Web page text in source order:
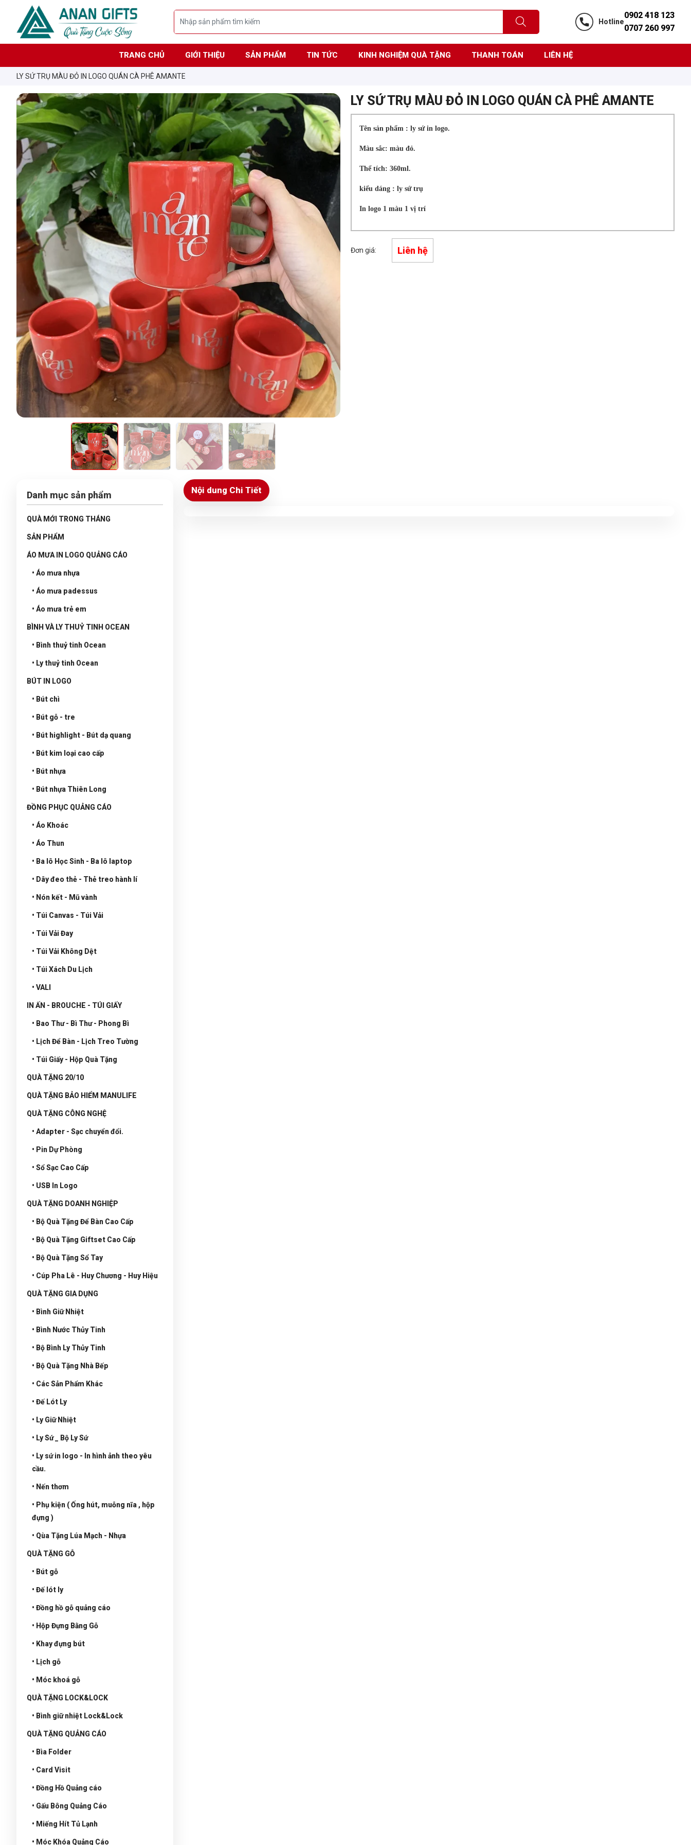
Hotline
0902 418 123
0707 260 997
TRANG CHỦ GIỚI THIỆU SẢN PHẨM TIN TỨC KINH NGHIỆM QUÀ TẶNG THANH TOÁN LIÊN HỆ
LY SỨ TRỤ MÀU ĐỎ IN LOGO QUÁN CÀ PHÊ AMANTE
LY SỨ TRỤ MÀU ĐỎ IN LOGO QUÁN CÀ PHÊ AMANTE
Tên sản phẩm : ly sứ in logo.
Màu sắc: màu đỏ.
Thể tích: 360ml.
kiểu dáng : ly sứ trụ
In logo 1 màu 1 vị trí
Đơn giá: Liên hệ
Danh mục sản phẩm
QUÀ MỚI TRONG THÁNG
SẢN PHẨM
ÁO MƯA IN LOGO QUẢNG CÁO
• Áo mưa nhựa
• Áo mưa padessus
• Áo mưa trẻ em
BÌNH VÀ LY THUỶ TINH OCEAN
• Bình thuỷ tinh Ocean
• Ly thuỷ tinh Ocean
BÚT IN LOGO
• Bút chì
• Bút gỗ - tre
• Bút highlight - Bút dạ quang
• Bút kim loại cao cấp
• Bút nhựa
• Bút nhựa Thiên Long
ĐỒNG PHỤC QUẢNG CÁO
• Áo Khoác
• Áo Thun
• Ba lô Học Sinh - Ba lô laptop
• Dây đeo thẻ - Thẻ treo hành lí
• Nón kết - Mũ vành
• Túi Canvas - Túi Vải
• Túi Vải Đay
• Túi Vải Không Dệt
• Túi Xách Du Lịch
• VALI
IN ẤN - BROUCHE - TÚI GIẤY
• Bao Thư - Bì Thư - Phong Bì
• Lịch Để Bàn - Lịch Treo Tường
• Túi Giấy - Hộp Quà Tặng
QUÀ TẶNG 20/10
QUÀ TẶNG BẢO HIỂM MANULIFE
QUÀ TẶNG CÔNG NGHỆ
• Adapter - Sạc chuyển đổi.
• Pin Dự Phòng
• Sổ Sạc Cao Cấp
• USB In Logo
QUÀ TẶNG DOANH NGHIỆP
• Bộ Quà Tặng Để Bàn Cao Cấp
• Bộ Quà Tặng Giftset Cao Cấp
• Bộ Quà Tặng Sổ Tay
• Cúp Pha Lê - Huy Chương - Huy Hiệu
QUÀ TẶNG GIA DỤNG
• Bình Giữ Nhiệt
• Bình Nước Thủy Tinh
• Bộ Bình Ly Thủy Tinh
• Bộ Quà Tặng Nhà Bếp
• Các Sản Phẩm Khác
• Đế Lót Ly
• Ly Giữ Nhiệt
• Ly Sứ _ Bộ Ly Sứ
• Ly sứ in logo - In hình ảnh theo yêu
cầu.
• Nến thơm
• Phụ kiện ( Ống hút, muỗng nĩa , hộp
đựng )
• Qùa Tặng Lúa Mạch - Nhựa
QUÀ TẶNG GỖ
• Bút gỗ
• Đế lót ly
• Đồng hồ gỗ quảng cáo
• Hộp Đựng Bằng Gỗ
• Khay đựng bút
• Lịch gỗ
• Móc khoá gỗ
QUÀ TẶNG LOCK&LOCK
• Bình giữ nhiệt Lock&Lock
QUÀ TẶNG QUẢNG CÁO
• Bìa Folder
• Card Visit
• Đồng Hồ Quảng cáo
• Gấu Bông Quảng Cáo
• Miếng Hít Tủ Lạnh
• Móc Khóa Quảng Cáo
Nội dung Chi Tiết